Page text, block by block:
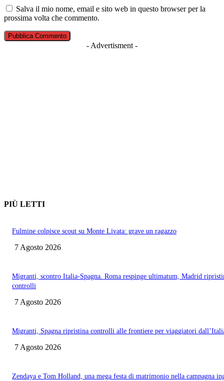
Salva il mio nome, email e sito web in questo browser per la
prossima volta che commento.
- Advertisment -
PIÙ LETTI
Fulmine colpisce scout su Monte Livata: grave un ragazzo
7 Agosto 2026
Migranti, scontro Italia-Spagna. Roma respinge ultimatum, Madrid
controlli
7 Agosto 2026
Migranti, Spagna ripristina controlli alle frontiere per viaggiatori
7 Agosto 2026
Zendaya e Tom Holland, una mega festa di matrimonio nella campagna